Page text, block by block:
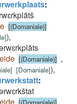
:
[(Domaniale)]
]),
[(Domaniale)] ,
] [Domaniale]),
: